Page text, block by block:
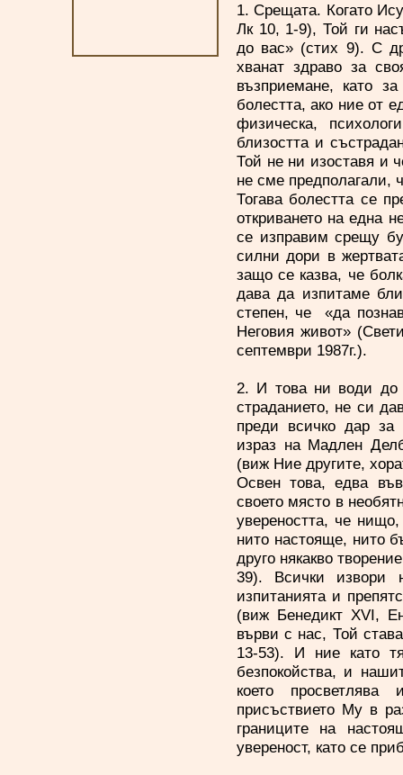
1. Срещата. Когато
Лк 10, 1-9), Той ги
до вас» (стих 9). С
хванат здраво за
възприемане, като
болестта, ако ние от
физическа,
близостта и
Той не ни изоставя и
не сме предполагали,
Тогава болестта се
откриването на една
се изправим срещу
силни дори в
защо се казва, че
дава да изпитаме
степен, че «да
Неговия живот»
септември 1987г.).
2. И това ни води до
страданието, не си
преди всичко дар за
израз на Мадлен
(виж Ние другите,
Освен това, едва
своето място в
увереността, че
нито настояще, нито
друго някакво
39). Всички извори
изпитанията и
(виж Бенедикт XVI,
върви с нас, Той
13-53). И ние като
безпокойства, и
което
присъствието Му в
границите на
увереност, като се